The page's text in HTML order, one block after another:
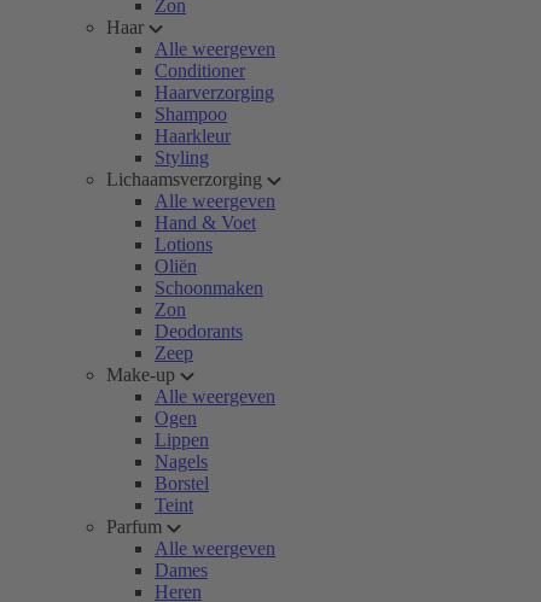
Zon
Haar
Alle weergeven
Conditioner
Haarverzorging
Shampoo
Haarkleur
Styling
Lichaamsverzorging
Alle weergeven
Hand & Voet
Lotions
Oliën
Schoonmaken
Zon
Deodorants
Zeep
Make-up
Alle weergeven
Ogen
Lippen
Nagels
Borstel
Teint
Parfum
Alle weergeven
Dames
Heren